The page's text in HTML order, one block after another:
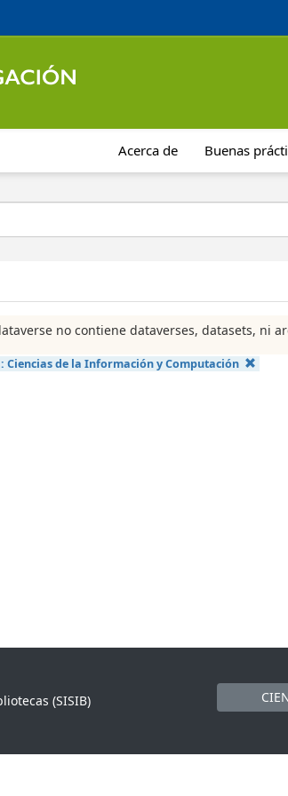
Acerca de Buenas
no contiene dataverses, datasets, ni
Ciencias de la Información y Computación
(SISIB)